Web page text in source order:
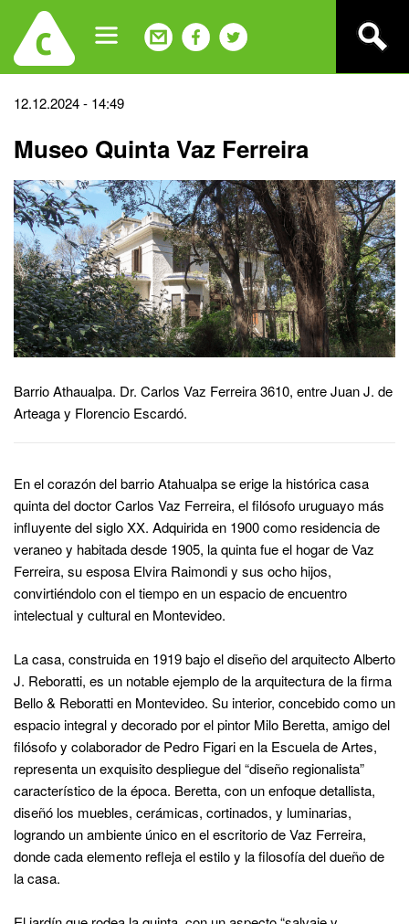
navigation
Back
top
12.12.2024 - 14:49
Museo Quinta Vaz Ferreira
Barrio Athaualpa. Dr. Carlos Vaz Ferreira 3610, entre Juan J. de
Arteaga y Florencio Escardó.
En el corazón del barrio Atahualpa se erige la histórica casa
quinta del doctor Carlos Vaz Ferreira, el filósofo uruguayo más
influyente del siglo XX. Adquirida en 1900 como residencia de
veraneo y habitada desde 1905, la quinta fue el hogar de Vaz
Ferreira, su esposa Elvira Raimondi y sus ocho hijos,
convirtiéndolo con el tiempo en un espacio de encuentro
intelectual y cultural en Montevideo.
La casa, construida en 1919 bajo el diseño del arquitecto Alberto
J. Reboratti, es un notable ejemplo de la arquitectura de la firma
Bello & Reboratti en Montevideo. Su interior, concebido como un
espacio integral y decorado por el pintor Milo Beretta, amigo del
filósofo y colaborador de Pedro Figari en la Escuela de Artes,
representa un exquisito despliegue del “diseño regionalista”
característico de la época. Beretta, con un enfoque detallista,
diseñó los muebles, cerámicas, cortinados, y luminarias,
logrando un ambiente único en el escritorio de Vaz Ferreira,
donde cada elemento refleja el estilo y la filosofía del dueño de
la casa.